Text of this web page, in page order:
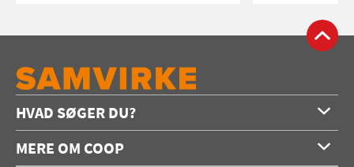
HVAD SØGER DU?
Forside
Opskrifter
MERE OM COOP